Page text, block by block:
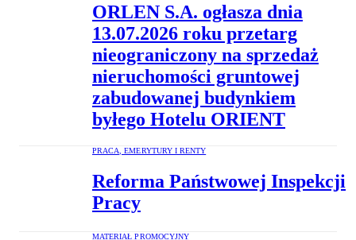
ORLEN S.A. ogłasza dnia
13.07.2026 roku przetarg
nieograniczony na sprzedaż
nieruchomości gruntowej
zabudowanej budynkiem
byłego Hotelu ORIENT
PRACA, EMERYTURY I RENTY
Reforma Państwowej Inspekcji
Pracy
MATERIAŁ PROMOCYJNY